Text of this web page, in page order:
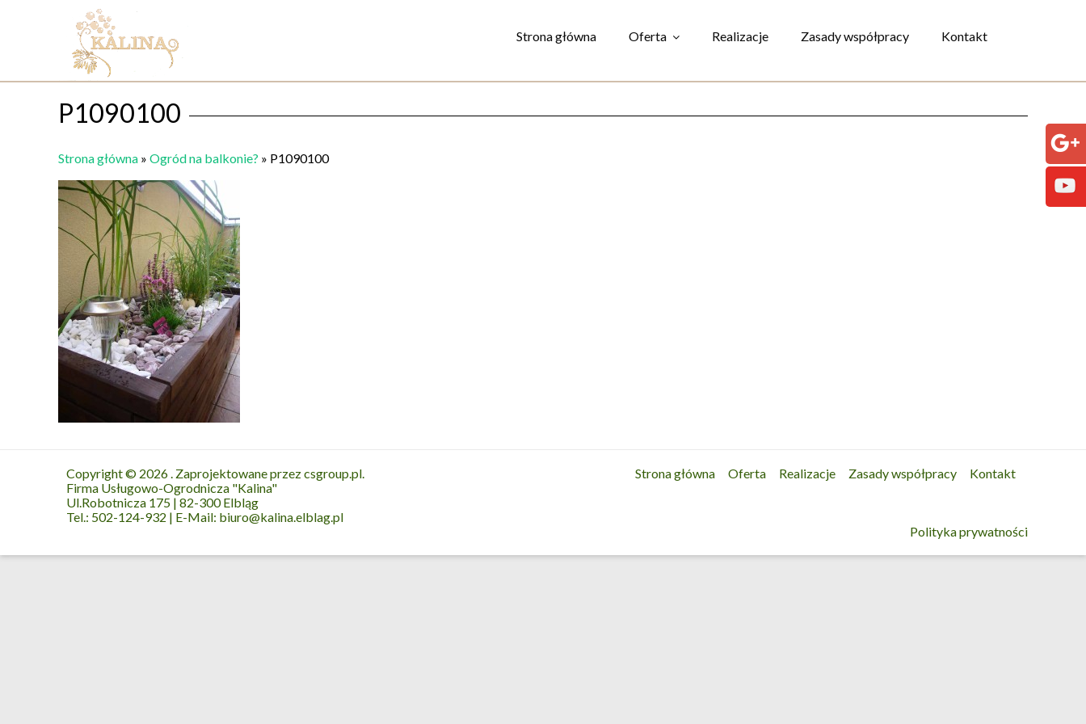
Strona główna Oferta Realizacje Zasady współpracy Kontakt
P1090100
Strona główna » Ogród na balkonie? » P1090100
Strona główna Oferta Realizacje Zasady współpracy Kontakt
Copyright © 2026. Zaprojektowane przezcsgroup.pl.
Firma Usługowo-Ogrodnicza "Kalina"
Ul.Robotnicza 175 | 82-300 Elbląg
Tel.: 502-124-932 | E-Mail: biuro@kalina.elblag.pl
Polityka prywatności